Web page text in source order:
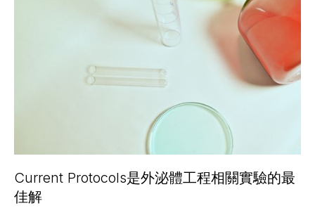
Current Protocols是外泌體工程相關實驗的最
佳解